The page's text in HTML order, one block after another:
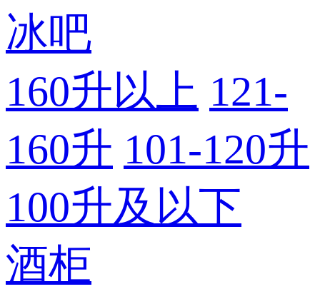
冰吧
160升以上 121-
160升 101-120升
100升及以下
酒柜